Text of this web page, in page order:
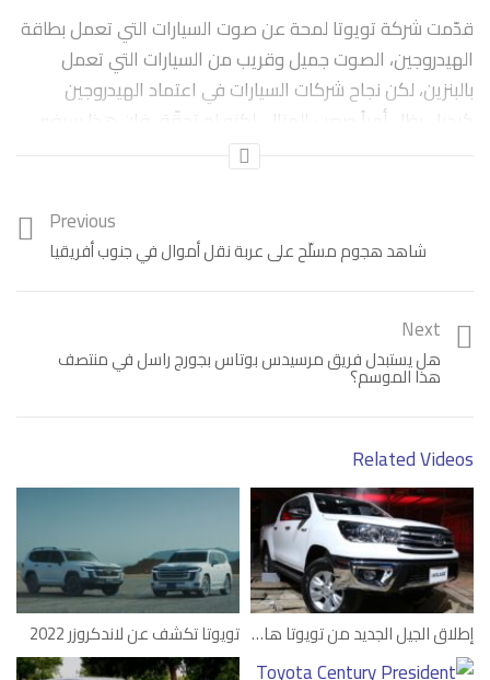
قدّمت شركة تويوتا لمحة عن صوت السيارات التي تعمل بطاقة
الهيدروجين، الصوت جميل وقريب من السيارات التي تعمل
بالبنزين، لكن نجاح شركات السيارات في اعتماد الهيدروجين
كبديل يظل أمراً صعب المنال، لكنه لو تحقّق فإن هذا سيغير
مستقبل التنقّل بشكل جذري، وتويوتا تسعى جاهدةً وراء هذا
Category: تدوينات,فيديو
تويوتا
Previous
شاهد هجوم مسلّح على عربة نقل أموال في جنوب أفريقيا
Next
هل يستبدل فريق مرسيدس بوتاس بجورج راسل في منتصف
هذا الموسم؟
Related Videos
تويوتا تكشف عن لاندكروزر 2022 إطلاق الجيل الجديد من تويوتا هايلكس في دبي